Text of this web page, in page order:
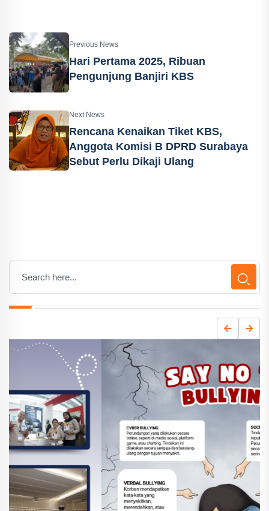
Previous News
Hari Pertama 2025, Ribuan
Pengunjung Banjiri KBS
Next News
Rencana Kenaikan Tiket KBS,
Anggota Komisi B DPRD Surabaya
Sebut Perlu Dikaji Ulang